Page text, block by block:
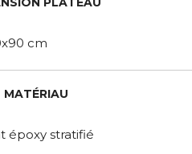
cm
MATÉRIAU
époxy stratifié